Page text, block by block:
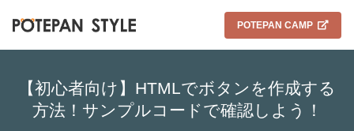
POTEPAN CAMP
【初心者向け】HTMLでボタンを作成する
方法！サンプルコードで確認しよう！